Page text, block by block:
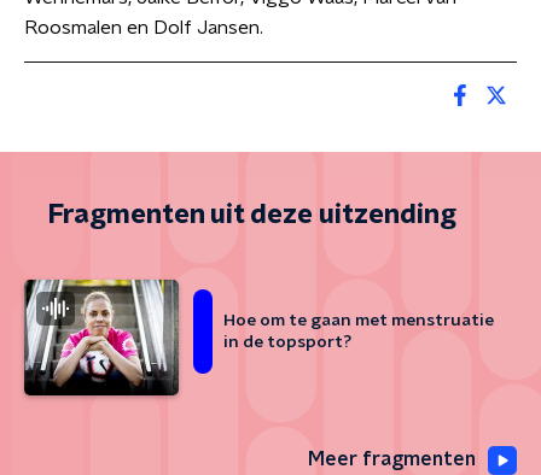
Roosmalen en Dolf Jansen.
Fragmenten uit deze uitzending
Hoe om te gaan met menstruatie
in de topsport?
Meer fragmenten